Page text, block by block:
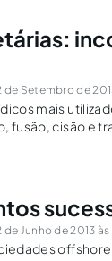
Setembro de 2013
mais
fusão, cisão e
Junho de 2013 às